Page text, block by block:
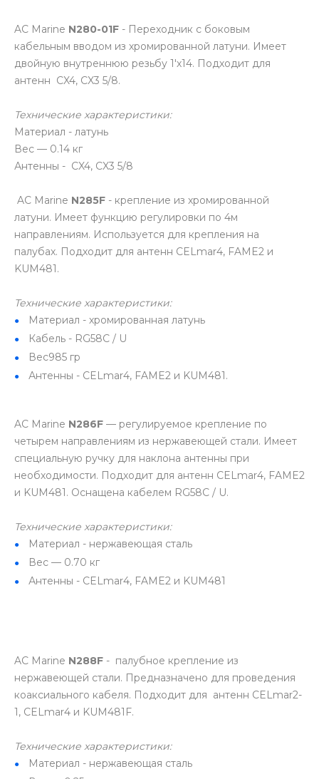
AC Marine N280-01F - Переходник с боковым
кабельным вводом из хромированной латуни. Имеет
двойную внутреннюю резьбу 1'х14. Подходит для
антенн CX4, CX3 5/8.
Технические характеристики:
Материал - латунь
Вес — 0.14 кг
Антенны - CX4, CX3 5/8
AC Marine N285F - крепление из хромированной
латуни. Имеет функцию регулировки по 4м
направлениям. Используется для крепления на
палубах. Подходит для антенн CELmar4, FAME2 и
KUM481.
Технические характеристики:
Материал - хромированная латунь
Кабель - RG58C / U
Вес985 гр
Антенны - CELmar4, FAME2 и KUM481.
AC Marine N286F — регулируемое крепление по
четырем направлениям из нержавеющей стали. Имеет
специальную ручку для наклона антенны при
необходимости. Подходит для антенн CELmar4, FAME2
и KUM481. Оснащена кабелем RG58C / U.
Технические характеристики:
Материал - нержавеющая сталь
Вес — 0.70 кг
Антенны - CELmar4, FAME2 и KUM481
AC Marine N288F - палубное крепление из
нержавеющей стали. Предназначено для проведения
коаксиального кабеля. Подходит для антенн CELmar2-
1, CELmar4 и KUM481F.
Технические характеристики:
Материал - нержавеющая сталь